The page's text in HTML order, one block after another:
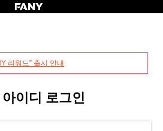
리워드” 출시 안내
이디 로그인